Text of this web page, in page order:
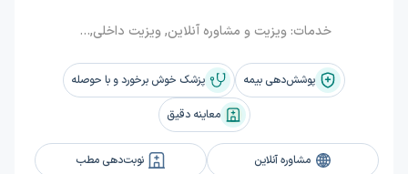
خدمات: ویزیت و مشاوره آنلاین, ویزیت داخلی, ویزیت کودکان, ویزیت عفونی, تجدید نسخه دارویی, کنترل قند و فشارخون, بخیه و پانسمان, درمان زخم, جراحی سرپایی, مشاوره اعصاب و روان, مشاوره ترک اعتیاد, ویزیت در منزل
پوشش‌دهی بیمه پزشک خوش برخورد و با حوصله
معاینه دقیق
مشاوره آنلاین نوبت‌دهی مطب